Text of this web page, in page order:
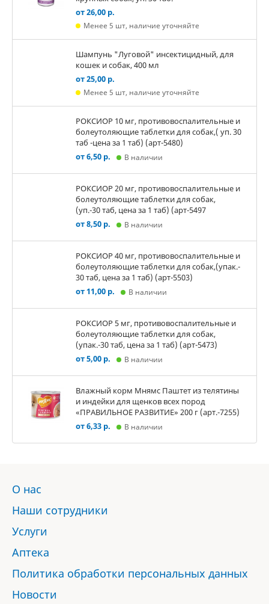
от 26,00 р.
Менее 5 шт, наличие уточняйте
Шампунь "Луговой" инсектицидный, для
кошек и собак, 400 мл
от 25,00 р.
Менее 5 шт, наличие уточняйте
РОКСИОР 10 мг, противовоспалительные и
болеутоляющие таблетки для собак,( уп. 30
таб -цена за 1 таб) (арт-5480)
от 6,50 р.
В наличии
РОКСИОР 20 мг, противовоспалительные и
болеутоляющие таблетки для собак,
(уп.-30 таб, цена за 1 таб) (арт-5497
от 8,50 р.
В наличии
РОКСИОР 40 мг, противовоспалительные и
болеутоляющие таблетки для собак,(упак.-
30 таб, цена за 1 таб) (арт-5503)
от 11,00 р.
В наличии
РОКСИОР 5 мг, противовоспалительные и
болеутоляющие таблетки для собак,
(упак.-30 таб, цена за 1 таб) (арт-5473)
от 5,00 р.
В наличии
Влажный корм Мнямс Паштет из телятины
и индейки для щенков всех пород
«ПРАВИЛЬНОЕ РАЗВИТИЕ» 200 г (арт.-7255)
от 6,33 р.
В наличии
О нас
Наши сотрудники
Услуги
Аптека
Политика обработки персональных данных
Новости